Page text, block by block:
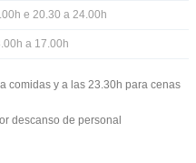
e 20.30 a 24.00h
a 17.00h
comidas y a las 23.30h para cenas
descanso de personal